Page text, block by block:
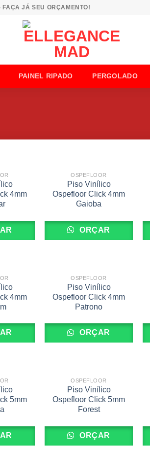
JÁ SEU ORÇAMENTO!
PAINEL RIPADO PERGOLADO
4mm
OSPEFLOOR
Piso Vinílico
Ospefloor Click 4mm
Gaioba
ORÇAR
4mm
OSPEFLOOR
Piso Vinílico
Ospefloor Click 4mm
Patrono
ORÇAR
5mm
OSPEFLOOR
Piso Vinílico
Ospefloor Click 5mm
Forest
ORÇAR